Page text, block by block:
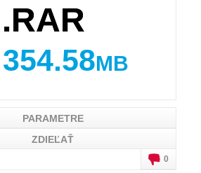
354.58MB
.RAR
PARAMETRE
ZDIEĽAŤ
0